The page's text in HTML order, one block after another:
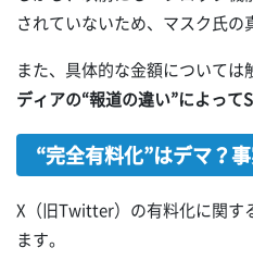
されていないため、マスク氏の
また、具体的な金額については
ディアの“報道の違い”によって
“完全有料化”はデマ？
X（旧Twitter）の有料化に関す
ます。